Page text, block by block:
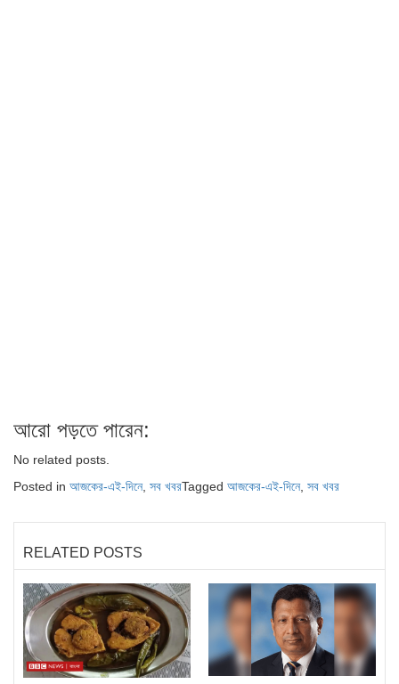
আরো পড়তে পারেন:
No related posts.
Posted in আজকের-এই-দিনে, সব খবরTagged আজকের-এই-দিনে, সব খবর
RELATED POSTS